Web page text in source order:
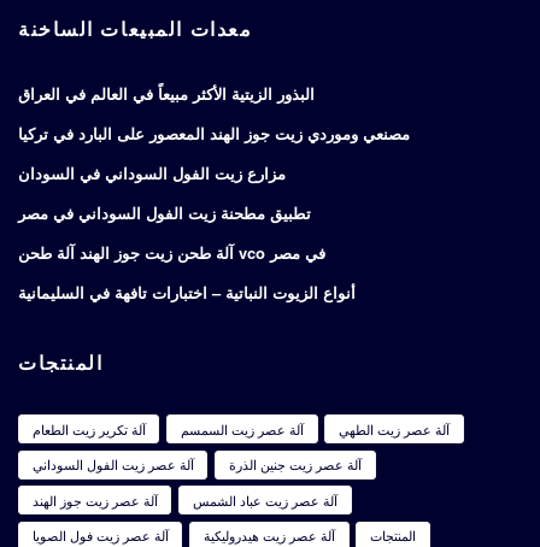
معدات المبيعات الساخنة
البذور الزيتية الأكثر مبيعاً في العالم في العراق
مصنعي وموردي زيت جوز الهند المعصور على البارد في تركيا
مزارع زيت الفول السوداني في السودان
تطبيق مطحنة زيت الفول السوداني في مصر
آلة طحن زيت جوز الهند آلة طحن vco في مصر
أنواع الزيوت النباتية – اختبارات تافهة في السليمانية
المنتجات
آلة تكرير زيت الطعام آلة عصر زيت السمسم
آلة عصر زيت الطهي
آلة عصر زيت الفول السوداني
آلة عصر زيت جنين الذرة
آلة عصر زيت جوز الهند
آلة عصر زيت عباد الشمس
آلة عصر زيت فول الصويا
آلة عصر زيت هيدروليكية المنتجات